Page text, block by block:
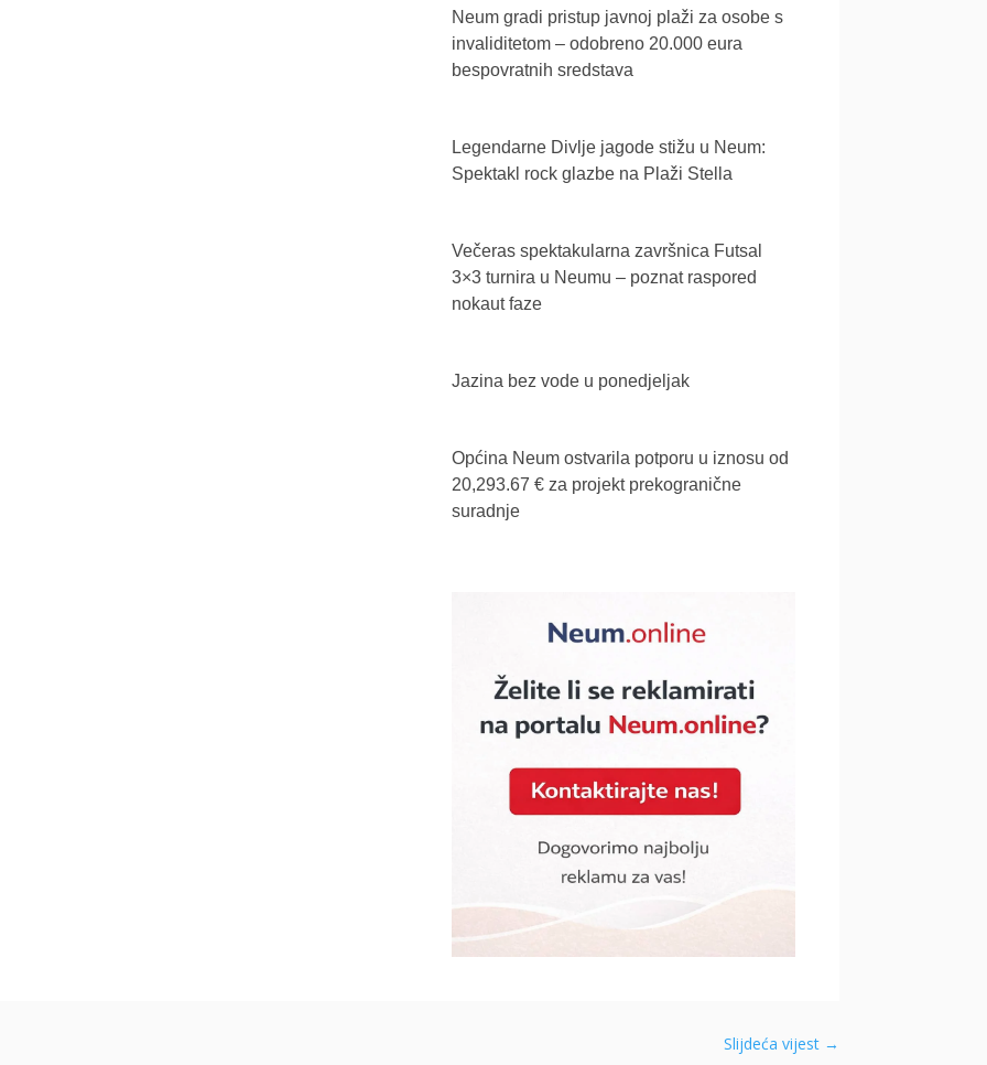
Neum gradi pristup javnoj plaži za osobe s
invaliditetom – odobreno 20.000 eura
bespovratnih sredstava
Legendarne Divlje jagode stižu u Neum:
Spektakl rock glazbe na Plaži Stella
Večeras spektakularna završnica Futsal
3×3 turnira u Neumu – poznat raspored
nokaut faze
Jazina bez vode u ponedjeljak
Općina Neum ostvarila potporu u iznosu od
20,293.67 € za projekt prekogranične
suradnje
Slijdeća vijest→